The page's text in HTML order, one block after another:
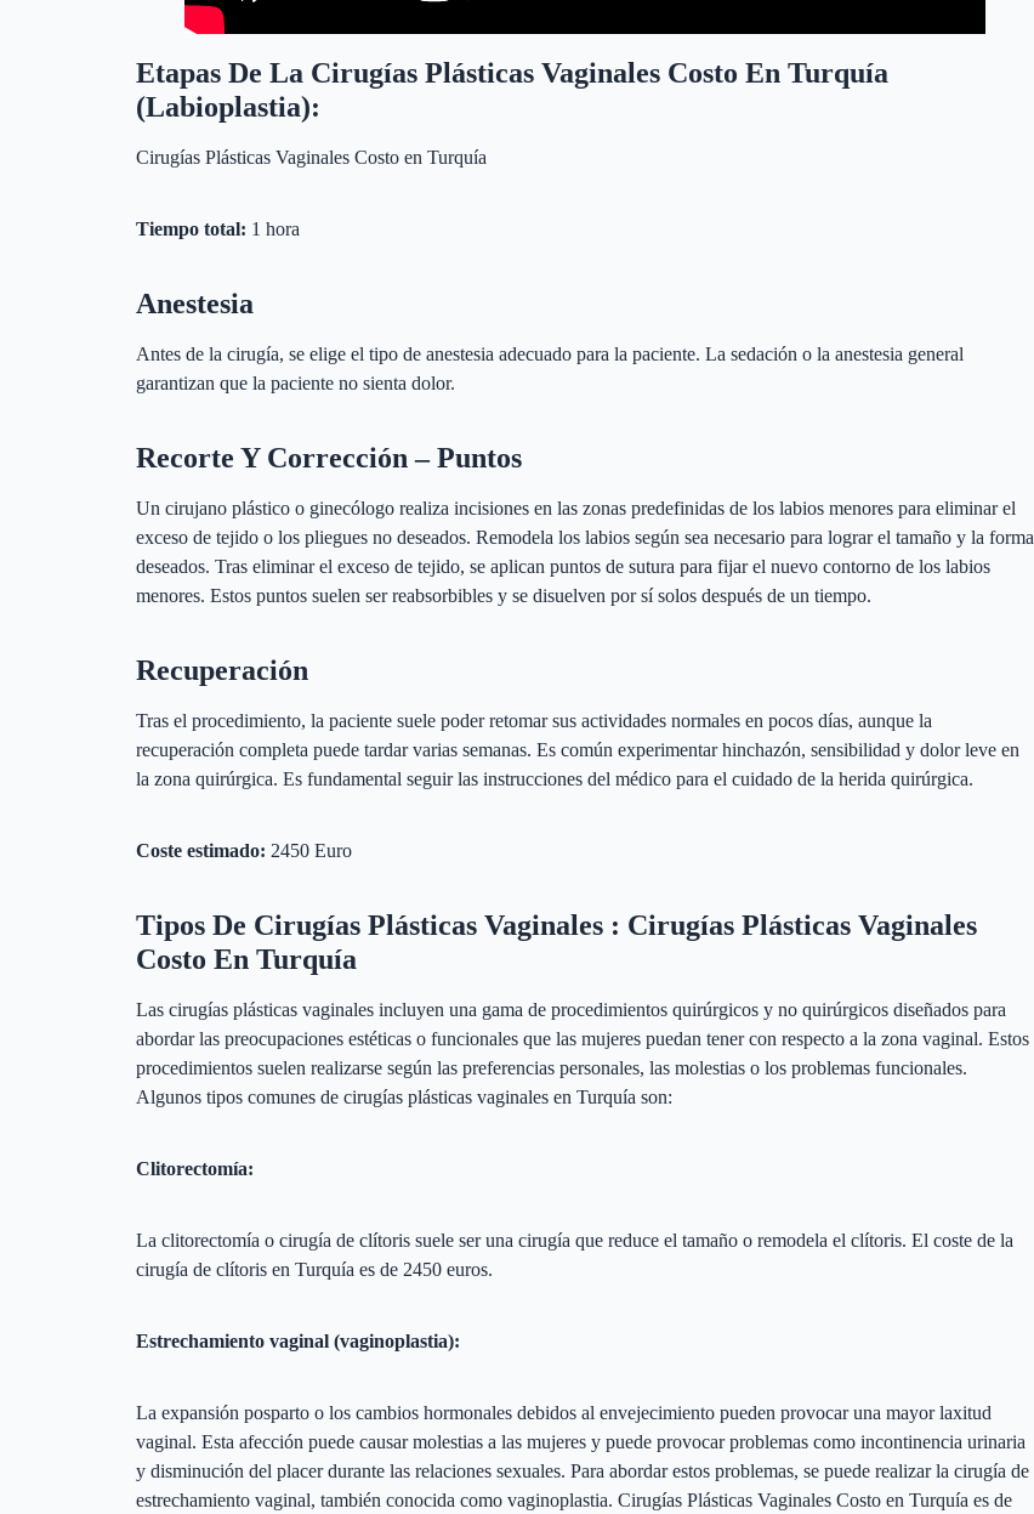
Cirugías Plásticas Vaginales Costo en Turquía
Etapas De La Cirugías Plásticas Vaginales Costo En Turquía
(Labioplastia):
Cirugías Plásticas Vaginales Costo en Turquía
Tiempo total: 1 hora
Anestesia
Antes de la cirugía, se elige el tipo de anestesia adecuado para la paciente. La sedación o la anestesia general
garantizan que la paciente no sienta dolor.
Recorte Y Corrección – Puntos
Un cirujano plástico o ginecólogo realiza incisiones en las zonas predefinidas de los labios menores para eliminar el
exceso de tejido o los pliegues no deseados. Remodela los labios según sea necesario para lograr el tamaño y la forma
deseados. Tras eliminar el exceso de tejido, se aplican puntos de sutura para fijar el nuevo contorno de los labios
menores. Estos puntos suelen ser reabsorbibles y se disuelven por sí solos después de un tiempo.
Recuperación
Tras el procedimiento, la paciente suele poder retomar sus actividades normales en pocos días, aunque la
recuperación completa puede tardar varias semanas. Es común experimentar hinchazón, sensibilidad y dolor leve en
la zona quirúrgica. Es fundamental seguir las instrucciones del médico para el cuidado de la herida quirúrgica.
Coste estimado: 2450 Euro
Tipos De Cirugías Plásticas Vaginales : Cirugías Plásticas Vaginales
Costo En Turquía
Las cirugías plásticas vaginales incluyen una gama de procedimientos quirúrgicos y no quirúrgicos diseñados para
abordar las preocupaciones estéticas o funcionales que las mujeres puedan tener con respecto a la zona vaginal. Estos
procedimientos suelen realizarse según las preferencias personales, las molestias o los problemas funcionales.
Algunos tipos comunes de cirugías plásticas vaginales en Turquía son:
Clitorectomía:
La clitorectomía o cirugía de clítoris suele ser una cirugía que reduce el tamaño o remodela el clítoris. El coste de la
cirugía de clítoris en Turquía es de 2450 euros.
Estrechamiento vaginal (vaginoplastia):
La expansión posparto o los cambios hormonales debidos al envejecimiento pueden provocar una mayor laxitud
vaginal. Esta afección puede causar molestias a las mujeres y puede provocar problemas como incontinencia urinaria
y disminución del placer durante las relaciones sexuales. Para abordar estos problemas, se puede realizar la cirugía de
estrechamiento vaginal, también conocida como vaginoplastia. Cirugías Plásticas Vaginales Costo en Turquía es de